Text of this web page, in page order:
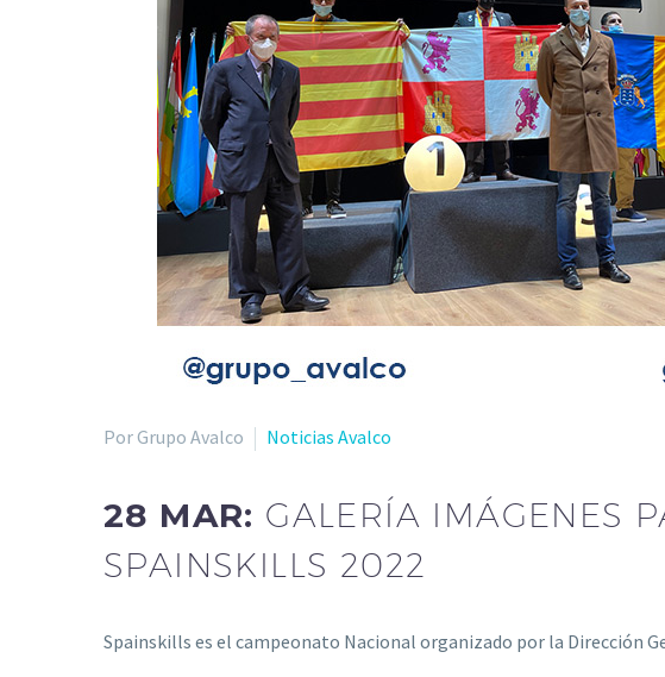
Por Grupo Avalco Noticias Avalco
28 MAR: GALERÍA IMÁGENES
SPAINSKILLS 2022
Spainskills es el campeonato Nacional organizado por la Dirección